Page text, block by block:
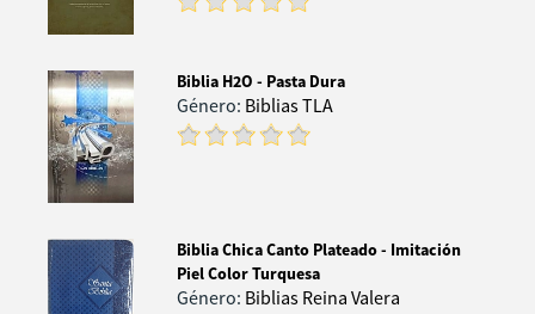
Biblia H2O - Pasta Dura
Género: Biblias TLA
Biblia Chica Canto Plateado - Imitación
Piel Color Turquesa
Género: Biblias Reina Valera